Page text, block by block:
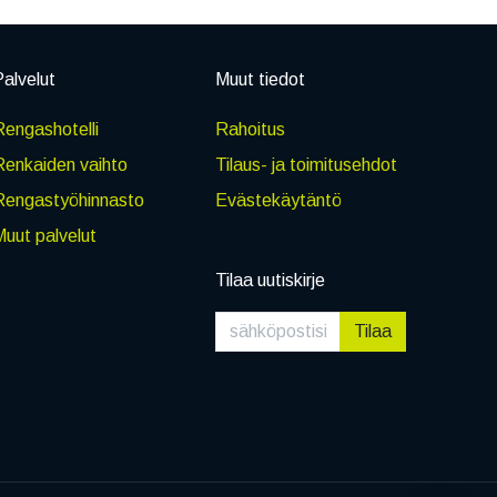
vaihto
palvelut
Muut tiedot
Rahoitus
Tilaus- ja toimitusehdot
Evästekäytäntö
Tilaa uutiskirje
Tilaa